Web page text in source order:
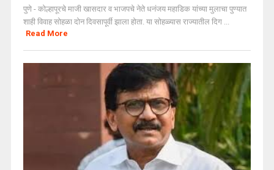
पुणे - कोल्हापूरचे माजी खासदार व भाजपचे नेते धनंजय महाडिक यांच्या मुलाचा पुण्यात
शाही विवाह सोहळा दोन दिवसापूर्वी झाला होता. या सोहळ्यास राज्यातील दिग ...
Read More